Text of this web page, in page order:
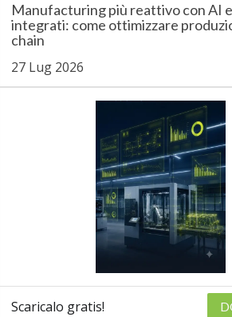
Manufacturing più reattivo con AI
integrati: come ottimizzare
chain
27 Lug 2026
Scaricalo gratis!